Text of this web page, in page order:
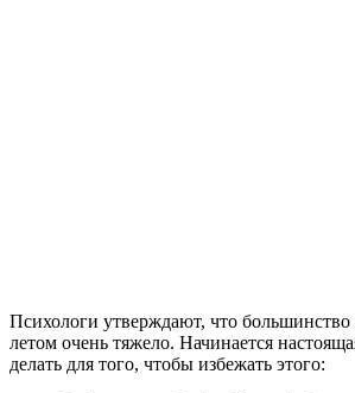
Психологи утверждают, что
летом очень тяжело. Начинается
делать для того, чтобы избежать этого: